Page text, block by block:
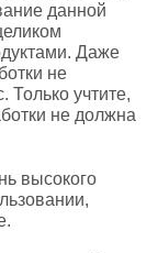
данной
Даже
не
Только учтите,
не должна
высокого